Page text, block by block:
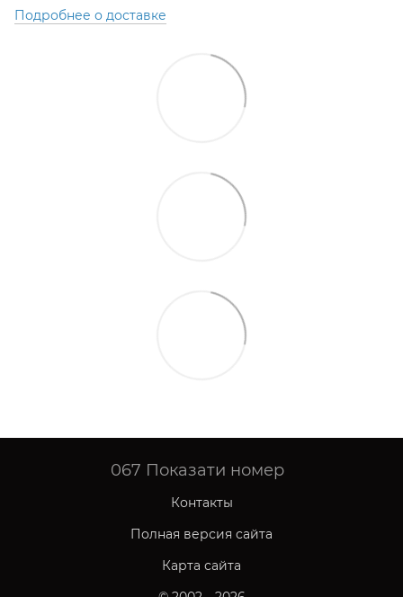
Подробнее о доставке
067 Показати номер
Контакты
Полная версия сайта
Карта сайта